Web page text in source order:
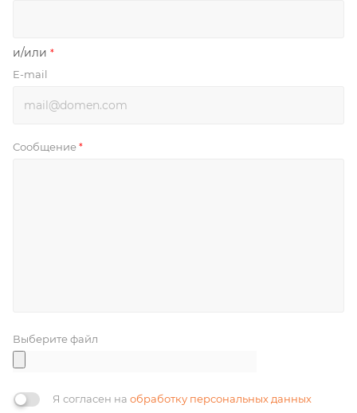
и/или *
E-mail
Сообщение *
Выберите файл
Я согласен на обработку персональных данных